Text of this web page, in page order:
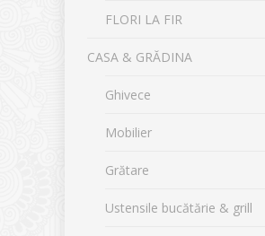
FLORI LA FIR
CASA & GRĂDINA
Ghivece
Mobilier
Grătare
Ustensile bucătărie & grill